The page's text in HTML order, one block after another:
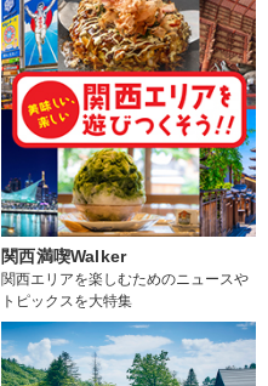
関西満喫Walker
関西エリアを楽しむためのニュースや
トピックスを大特集